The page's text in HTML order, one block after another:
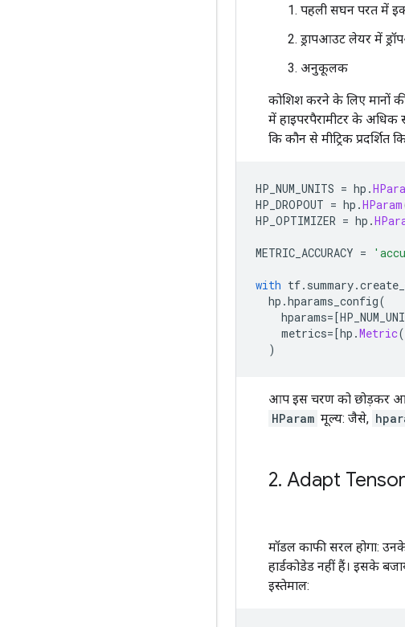
पहली सघन परत में
ड्रापआउट लेयर में
अनुकूलक
कोशिश करने के लिए मानों
में हाइपरपैरामीटर के अधिक
कि कौन से मीट्रिक प्रदर्शित
HP_NUM_UNITS = hp .
HP_DROPOUT = hp .HParam
HP_OPTIMIZER = hp .
METRIC_ACCURACY =
with tf. summary.
hp .hparams_config(
hparams=[
metrics=[hp .Metric(
)
आप इस चरण को छोड़कर
HParam मूल्य: जैसे,
2. Adapt Tensor
मॉडल काफी सरल होगा:
हार्डकोडेड नहीं हैं। इसके
इस्तेमाल: